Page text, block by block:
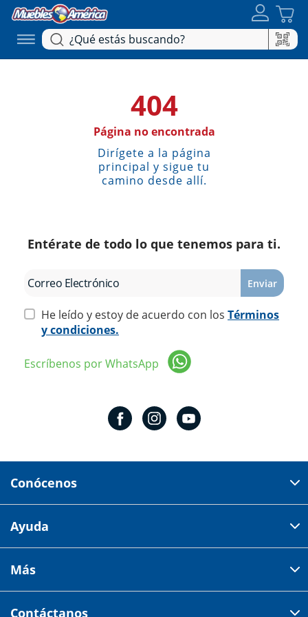
404
Página no encontrada
Dirígete a la página
principal y sigue tu
camino desde allí.
Entérate de todo lo que tenemos para ti.
Enviar
He leído y estoy de acuerdo con los Términos
y condiciones.
Escríbenos por WhatsApp
Conócenos
Av 18 de marzo # 309. Colonia la Nogalera.
Tiendas
Ayuda
Centro de ayuda
Más
Contáctanos